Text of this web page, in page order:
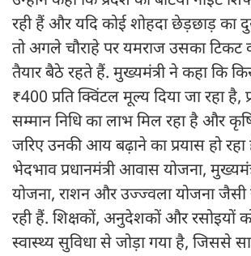
रही हैं और यदि कोई शोहदा छेड़छाड़ का
तो अगले चौराहे पर यमराज उसका टिकट
तैयार बैठे रहते हैं. मुख्यमंत्री ने कहा कि
₹400 प्रति क्विंटल मूल्य दिया जा रहा है,
सम्मान निधि का लाभ मिल रहा है और
जरिए उनकी आय बढ़ाने का प्रयास हो रहा
भेदभाव प्रधानमंत्री आवास योजना,
योजना, राशन और उज्ज्वला योजना जैसी
रही हैं. शिक्षकों, अनुदेशकों और रसोइयों
स्वास्थ्य सुविधा से जोड़ा गया है, जिससे